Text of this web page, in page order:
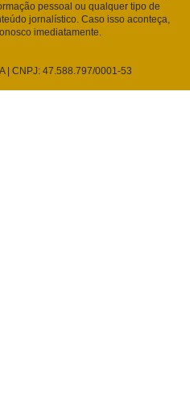
pessoal ou qualquer tipo de
jornalístico. Caso isso aconteça,
imediatamente.
| CNPJ: 47.588.797/0001-53